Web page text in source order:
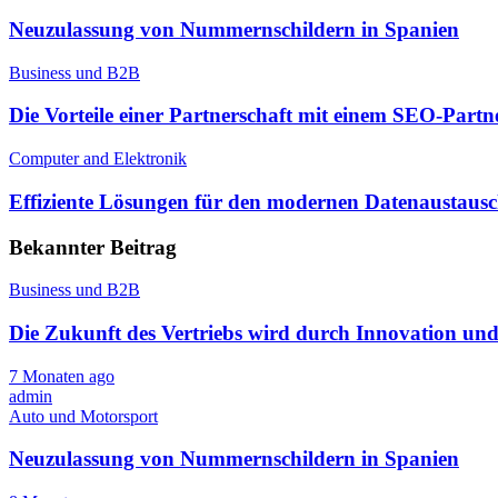
Neuzulassung von Nummernschildern in Spanien
Business und B2B
Die Vorteile einer Partnerschaft mit einem SEO-
Computer and Elektronik
Effiziente Lösungen für den modernen
Bekannter Beitrag
Business und B2B
Die Zukunft des Vertriebs wird durch Innovation
7 Monaten ago
admin
Auto und Motorsport
Neuzulassung von Nummernschildern in Spanien